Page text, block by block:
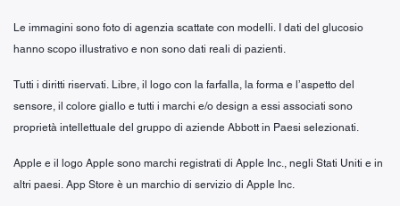
Le immagini sono foto di agenzia scattate con modelli. I dati del glucosio
hanno scopo illustrativo e non sono dati reali di pazienti.
Tutti i diritti riservati. Libre, il logo con la farfalla, la forma e l’aspetto del
sensore, il colore giallo e tutti i marchi e/o design a essi associati sono
proprietà intellettuale del gruppo di aziende Abbott in Paesi selezionati.
Apple e il logo Apple sono marchi registrati di Apple Inc., negli Stati Uniti e in
altri paesi. App Store è un marchio di servizio di Apple Inc.